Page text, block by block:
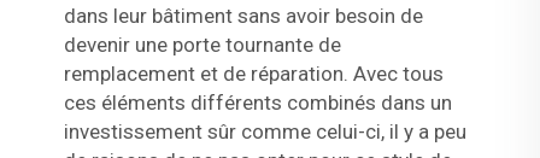
dans leur bâtiment sans avoir besoin de
devenir une porte tournante de
remplacement et de réparation. Avec tous
ces éléments différents combinés dans un
investissement sûr comme celui-ci, il y a peu